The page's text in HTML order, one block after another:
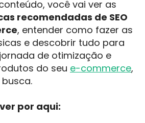
você vai ver as
recomendadas de SEO
, entender como fazer as
e descobrir tudo para
de otimização e
do seu e-commerce,
por aqui: